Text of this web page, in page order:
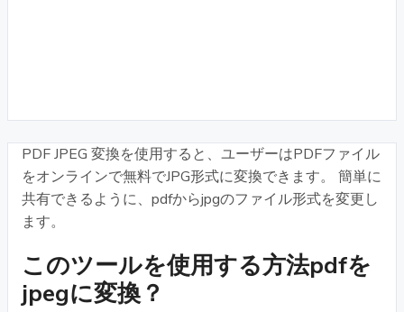
PDF JPEG 変換を使用すると、ユーザーはPDFファイル
をオンラインで無料でJPG形式に変換できます。 簡単に
共有できるように、pdfからjpgのファイル形式を変更し
ます。
このツールを使用する方法pdfを
jpegに変換？